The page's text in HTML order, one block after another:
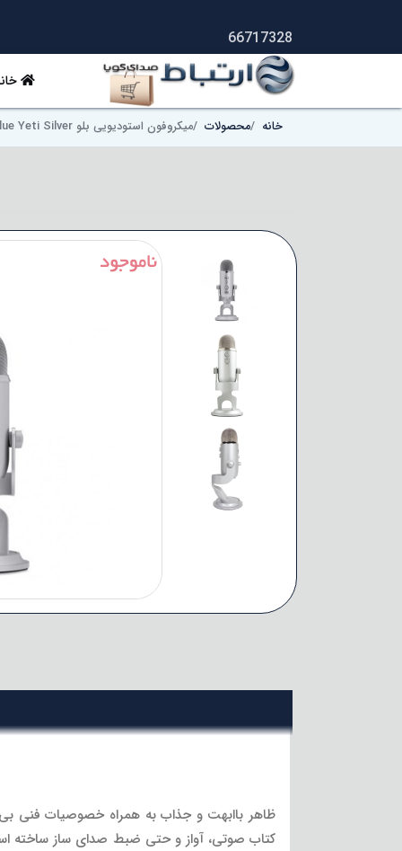
66717328
خانه محصولات میکروفون استودیویی بلو Blue Yeti Silver
کتاب صوتی، آواز و حتی ضبط صدای ساز ساخته